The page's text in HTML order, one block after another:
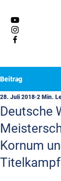
Beitrag
Deutsche
Kornum
Titelkampf
28. Juli 2018 2 Min.